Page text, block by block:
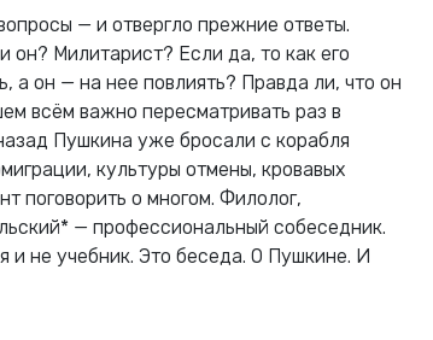
— и отвергло прежние ответы.
Милитарист? Если да, то как его
а он — на нее повлиять? Правда ли, что он
всём важно пересматривать раз в
Пушкина уже бросали с корабля
культуры отмены, кровавых
поговорить о многом. Филолог,
— профессиональный собеседник.
и не учебник. Это беседа. О Пушкине. И